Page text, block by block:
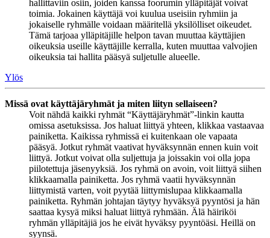
hallittaviin osiin, joiden kanssa foorumin ylläpitäjät voivat
toimia. Jokainen käyttäjä voi kuulua useisiin ryhmiin ja
jokaiselle ryhmälle voidaan määritellä yksilölliset oikeudet.
Tämä tarjoaa ylläpitäjille helpon tavan muuttaa käyttäjien
oikeuksia useille käyttäjille kerralla, kuten muuttaa valvojien
oikeuksia tai hallita pääsyä suljetulle alueelle.
Ylös
Missä ovat käyttäjäryhmät ja miten liityn sellaiseen?
Voit nähdä kaikki ryhmät “Käyttäjäryhmät”-linkin kautta
omissa asetuksissa. Jos haluat liittyä yhteen, klikkaa vastaavaa
painiketta. Kaikissa ryhmissä ei kuitenkaan ole vapaata
pääsyä. Jotkut ryhmät vaativat hyväksynnän ennen kuin voit
liittyä. Jotkut voivat olla suljettuja ja joissakin voi olla jopa
piilotettuja jäsenyyksiä. Jos ryhmä on avoin, voit liittyä siihen
klikkaamalla painiketta. Jos ryhmä vaatii hyväksynnän
liittymistä varten, voit pyytää liittymislupaa klikkaamalla
painiketta. Ryhmän johtajan täytyy hyväksyä pyyntösi ja hän
saattaa kysyä miksi haluat liittyä ryhmään. Älä häiriköi
ryhmän ylläpitäjiä jos he eivät hyväksy pyyntöäsi. Heillä on
syynsä.